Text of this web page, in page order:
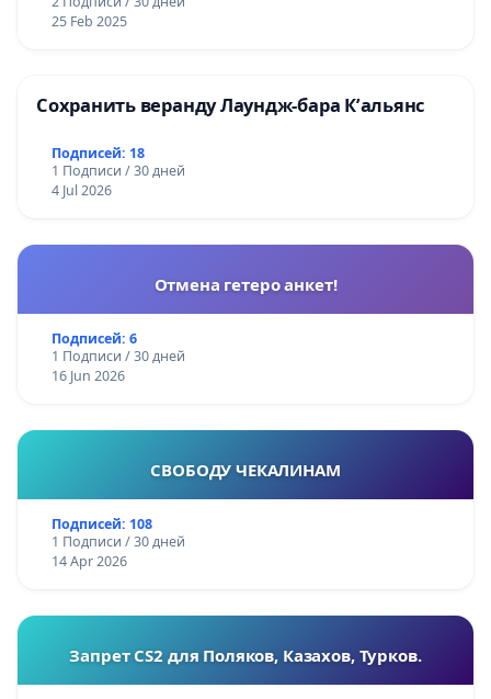
25 Feb 2025
Сохранить веранду Лаундж-бара К’альянс
Подписей: 18
1 Подписи / 30 дней
4 Jul 2026
Отмена гетеро анкет!
Подписей: 6
1 Подписи / 30 дней
16 Jun 2026
СВОБОДУ ЧЕКАЛИНАМ
Подписей: 108
1 Подписи / 30 дней
14 Apr 2026
Запрет CS2 для Поляков, Казахов, Турков.